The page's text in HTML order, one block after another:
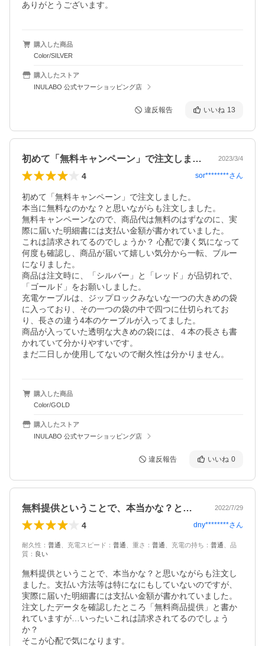
ありがとうございます。
購入した商品
Color/SILVER
購入したストア
INULABO 公式ヤフーショッピング店
違反報告 いいね 13
初めて「無料キャンペーン」で注文しまし… 2023/3/4
4 sor********さん
初めて「無料キャンペーン」で注文しました。
本当に無料なのかな？と思いながらも注文しました。
無料キャンペーンなので、商品代は無料のはずなのに、実
際に届いた明細書には支払い金額が書かれていました。
これは請求されてるのでしょうか？ 心配で凄く気になって
何度も確認し、商品が届いて嬉しい気分から一転、ブルー
になりました。
商品は注文時に、「シルバー」と「レッド」が品切れで、
「ゴールド」をお願いしました。
充電ケーブルは、ジップロックみないな一つの大きめの袋
に入っており、その一つの袋の中で四つに仕切られてお
り、長さの違う4本のケーブルが入ってました。
商品が入っていた透明な大きめの袋には、４本の長さも書
かれていて分かりやすいです。
まだ二日しか使用してないので耐久性は分かりません。
購入した商品
Color/GOLD
購入したストア
INULABO 公式ヤフーショッピング店
違反報告 いいね 0
無料提供ということで、本当かな？と思い… 2022/7/29
4 dny********さん
耐久性 ： 普通 充電スピード ： 普通 重さ ： 普通 充電の持ち ： 普通
品
質 ： 良い
無料提供ということで、本当かな？と思いながらも注文し
ました。支払い方法等は特になにもしていないのですが、
実際に届いた明細書には支払い金額が書かれていました。
注文したデータを確認したところ「無料商品提供」と書か
れていますが…いったいこれは請求されてるのでしょう
か？
そこが心配で気になります。